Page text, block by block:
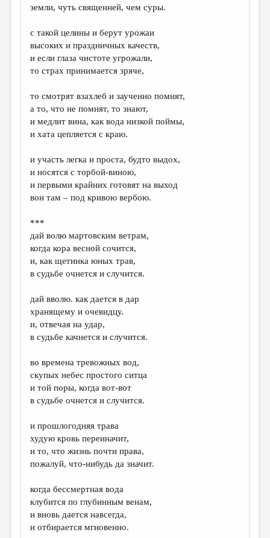
земли, чуть священней, чем суры.
с такой целины и берут урожаи
высоких и праздничных качеств,
и если глаза чистоте угрожали,
то страх принимается зряче,
то смотрят взахлеб и заученно помнят,
а то, что не помнят, то знают,
и медлит вина, как вода низкой поймы,
и хата цепляется с краю.
и участь легка и проста, будто выдох,
и носятся с торбой-виною,
и первыми крайних готовят на выход
вон там – под кривою вербою.
***
дай волю мартовским ветрам,
когда кора весной сочится,
и, как щетинка юных трав,
в судьбе очнется и случится.
дай вволю. как дается в дар
хранящему и очевидцу.
и, отвечая на удар,
в судьбе качнется и случится.
во времена тревожных вод,
скупых небес простого ситца
и той поры, когда вот-вот
в судьбе очнется и случится.
и прошлогодняя трава
худую кровь переиначит,
и то, что жизнь почти права,
пожалуй, что-нибудь да значит.
когда бессмертная вода
клубится по глубинным венам,
и вновь дается навсегда,
и отбирается мгновенно.